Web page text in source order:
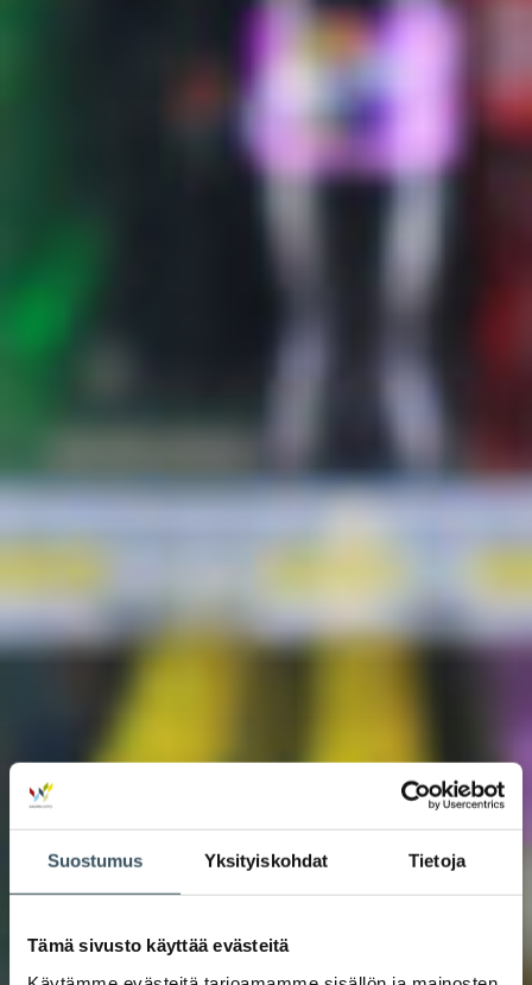
Suostumus Yksityiskohdat Tietoja
Tämä sivusto käyttää evästeitä